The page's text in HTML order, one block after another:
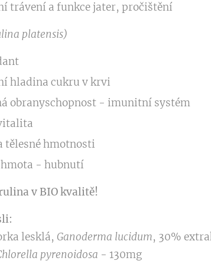
trávení a funkce jater, pročištění
platensis)
hladina cukru v krvi
obranyschopnost - imunitní systém
tělesné hmotnosti
hmota - hubnutí
v BIO kvalitě!
lesklá, Ganoderma lucidum, 30%
pyrenoidosa - 130mg